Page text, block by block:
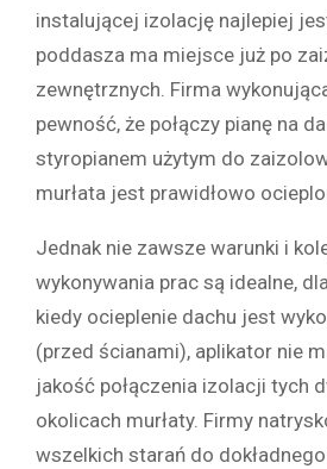
instalującej izolację najlepiej
poddasza ma miejsce już po
zewnętrznych. Firma
pewność, że połączy pianę na
styropianem użytym do
murłata jest prawidłowo
Jednak nie zawsze warunki i
wykonywania prac są idealne,
kiedy ocieplenie dachu jest
(przed ścianami), aplikator nie
jakość połączenia izolacji tych
okolicach murłaty. Firmy
wszelkich starań do